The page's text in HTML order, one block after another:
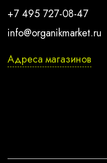
+7 495 727-08-47
info@organikmarket.ru
Адреса магазинов